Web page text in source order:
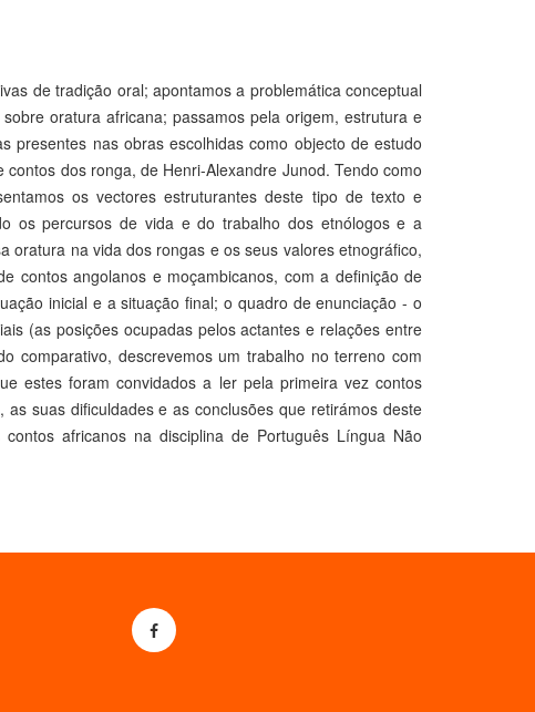
de tradição oral; apontamos a problemática conceptual
oratura africana; passamos pela origem, estrutura e
presentes nas obras escolhidas como objecto de estudo
dos ronga, de Henri-Alexandre Junod. Tendo como
os vectores estruturantes deste tipo de texto e
os percursos de vida e do trabalho dos etnólogos e a
oratura na vida dos rongas e os seus valores etnográfico,
contos angolanos e moçambicanos, com a definição de
inicial e a situação final; o quadro de enunciação - o
(as posições ocupadas pelos actantes e relações entre
comparativo, descrevemos um trabalho no terreno com
estes foram convidados a ler pela primeira vez contos
suas dificuldades e as conclusões que retirámos deste
africanos na disciplina de Português Língua Não